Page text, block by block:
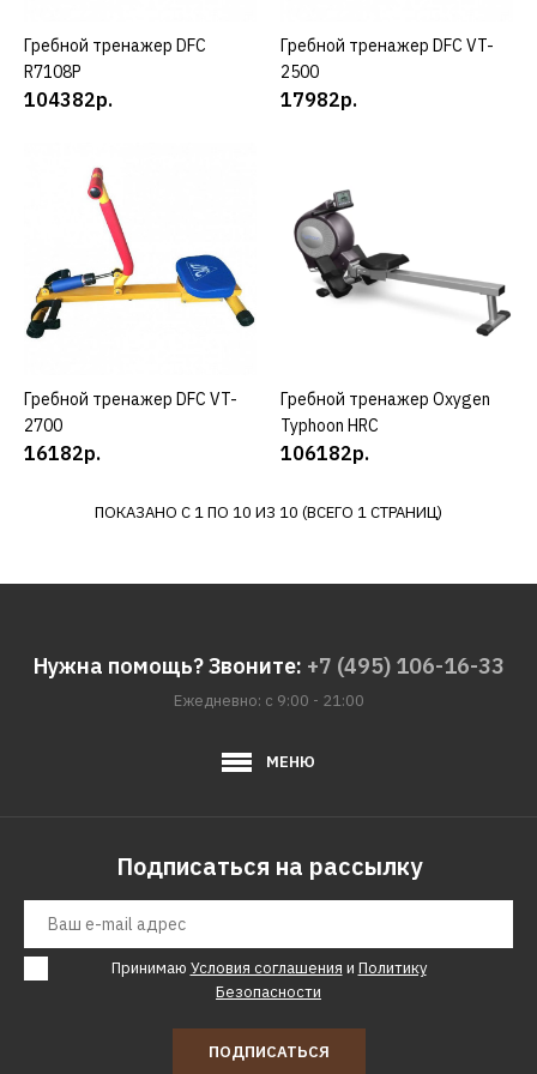
DFC
53982р.
КУПИТЬ
DFC
Гребной тренажер DFC
ДОБАВИТЬ К СРАВНЕНИЮ
ДОБАВИТЬ В ПОЖЕЛАНИЯ
DFC
КУПИТЬ
ДОБАВИТЬ В ПОЖЕЛАНИЯ
КУПИТЬ
Гребной тренажер DFC
R7108P
104382р.
КУПИТЬ
Гребной тренажер DFC VT-
2500
17982р.
КУПИТЬ
Гребной тренажер DFC VT-
2700
16182р.
КУПИТЬ
Гребной тренажер Oxygen
Typhoon HRC
106182р.
ПОКАЗАНО С 1 ПО 10 ИЗ 10 (ВСЕГО 1 СТРАНИЦ)
Нужна помощь? Звоните: +7 (495) 106-16-33
Ежедневно: с 9:00 - 21:00
МЕНЮ
Подписаться на рассылку
Принимаю Условия соглашения и Политику
Безопасности
ПОДПИСАТЬСЯ